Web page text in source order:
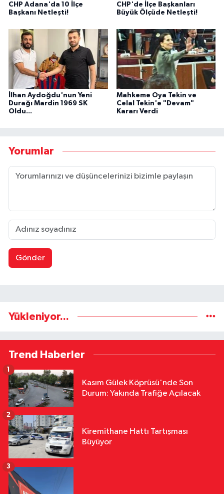
CHP Adana'da 10 İlçe
Başkanı Netleşti!
CHP'de İlçe Başkanları
Büyük Ölçüde Netleşti!
İlhan Aydoğdu'nun Yeni
Durağı Mardin 1969 SK
Oldu...
Mahkeme Oya Tekin ve
Celal Tekin'e "Devam"
Kararı Verdi
Yorumlar
Gönder
Yükleniyor...
Trend Haberler
Kasım Gülek Köprüsü'nde Son
Durum: Yakında Trafiğe Açılacak
1
Kiremithane Hattı Tartışması
Büyüyor
2
3